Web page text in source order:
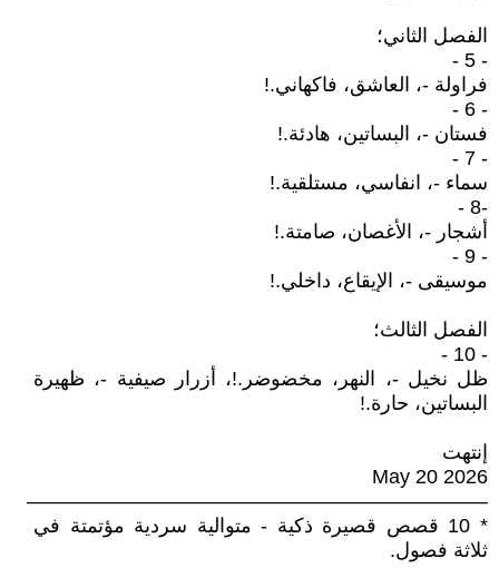
الفصل الثاني؛
- 5 -
فراولة -، العاشق، فاكهاني.!
- 6 -
فستان -، البساتين، هادئة.!
- 7 -
سماء -، انفاسي، مستلقية.!
-8 -
أشجار -، الأغصان، صامتة.!
- 9 -
موسيقى -، الإيقاع، داخلي.!
الفصل الثالث؛
- 10 -
ظل نخيل -، النهر، مخضوضر.!، أزرار صيفية -، ظهيرة
البساتين، حارة.!
إنتهت
May 20 2026
———————————————————————
* 10 قصص قصيرة ذكية - متوالية سردية مؤتمتة في
ثلاثة فصول.